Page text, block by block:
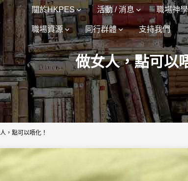
關於HKPES 活動 / 消息 職場神學
職場資源 同行群體 支持我們
做女人，點可以
，點可以唔化！